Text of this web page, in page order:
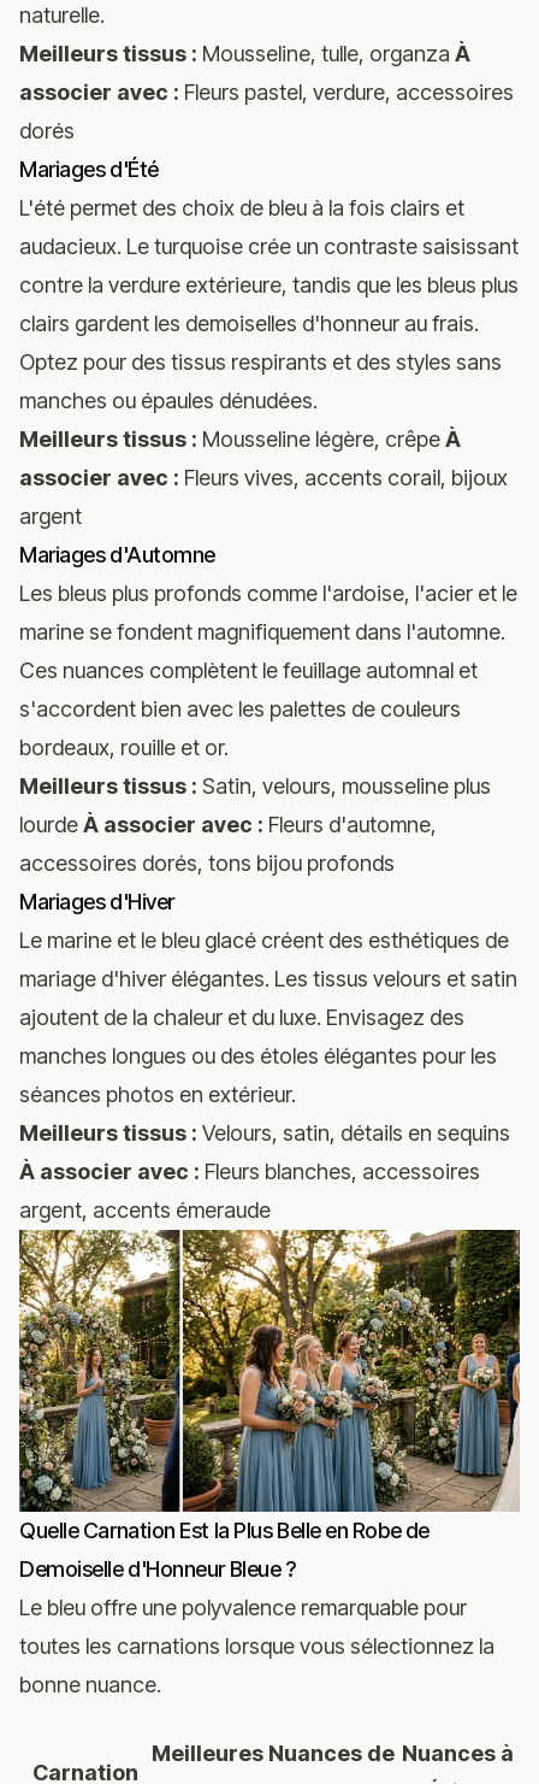
naturelle.
Meilleurs tissus : Mousseline, tulle, organza À
associer avec : Fleurs pastel, verdure, accessoires
dorés
Mariages d'Été
L'été permet des choix de bleu à la fois clairs et
audacieux. Le turquoise crée un contraste saisissant
contre la verdure extérieure, tandis que les bleus plus
clairs gardent les demoiselles d'honneur au frais.
Optez pour des tissus respirants et des styles sans
manches ou épaules dénudées.
Meilleurs tissus : Mousseline légère, crêpeÀ
associer avec : Fleurs vives, accents corail, bijoux
argent
Mariages d'Automne
Les bleus plus profonds comme l'ardoise, l'acier et le
marine se fondent magnifiquement dans l'automne.
Ces nuances complètent le feuillage automnal et
s'accordent bien avec les palettes de couleurs
bordeaux, rouille et or.
Meilleurs tissus : Satin, velours, mousseline plus
lourdeÀ associer avec : Fleurs d'automne,
accessoires dorés, tons bijou profonds
Mariages d'Hiver
Le marine et le bleu glacé créent des esthétiques de
mariage d'hiver élégantes. Les tissus velours et satin
ajoutent de la chaleur et du luxe. Envisagez des
manches longues ou des étoles élégantes pour les
séances photos en extérieur.
Meilleurs tissus : Velours, satin, détails en sequins
À associer avec : Fleurs blanches, accessoires
argent, accents émeraude
Quelle Carnation Est la Plus Belle en Robe de
Demoiselle d'Honneur Bleue ?
Le bleu offre une polyvalence remarquable pour
toutes les carnations lorsque vous sélectionnez la
bonne nuance.
Carnation
Meilleures Nuances de Nuances à